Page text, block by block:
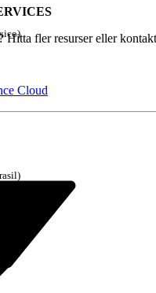
Hitta fler resurser eller
Cloud